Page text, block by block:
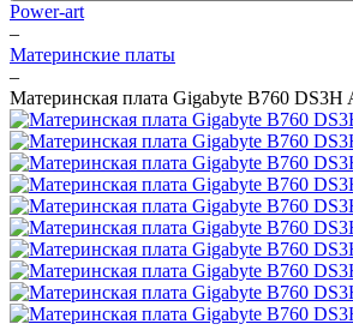
Power-art
–
Материнские платы
–
Материнская плата Gigabyte B760 DS3H